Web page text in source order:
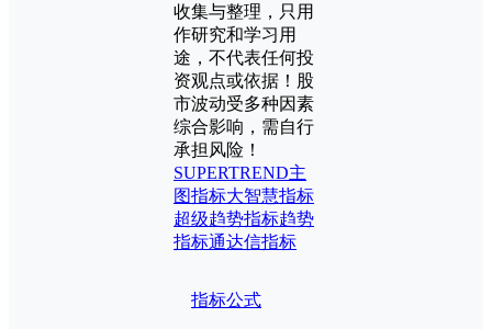
收集与整理，只用
作研究和学习用
途，不代表任何投
资观点或依据！股
市波动受多种因素
综合影响，需自行
承担风险！
SUPERTREND主
图指标大智慧指标
超级趋势指标趋势
指标通达信指标
指标公式